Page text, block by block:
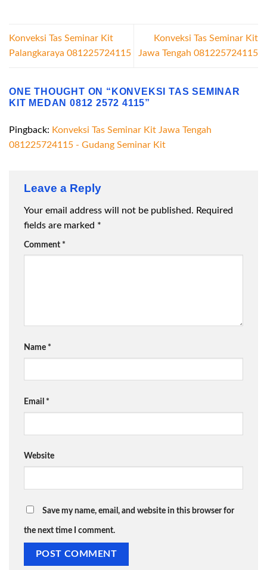
Konveksi Tas Seminar Kit
Palangkaraya 081225724115
Konveksi Tas Seminar Kit
Jawa Tengah 081225724115
ONE THOUGHT ON “ KONVEKSI TAS SEMINAR
KIT MEDAN 0812 2572 4115”
Pingback: Konveksi Tas Seminar Kit Jawa Tengah
081225724115 - Gudang Seminar Kit
Leave a Reply
Your email address will not be published. Required
fields are marked *
Comment *
Name *
Email *
Website
Save my name, email, and website in this browser for
the next time I comment.